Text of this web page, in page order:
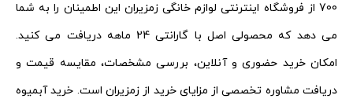
700 از فروشگاه اینترنتی لوازم خانگی زمزیران این اطمینان را به شما
می دهد که محصولی اصل با گارانتی 24 ماهه دریافت می کنید.
امکان خرید حضوری و آنلاین، بررسی مشخصات، مقایسه قیمت و
دریافت مشاوره تخصصی از مزایای خرید از زمزیران است. خرید آبمیوه